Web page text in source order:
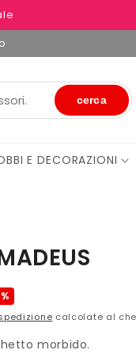
cerca
E DECORAZIONI
calcolate al
morbido.